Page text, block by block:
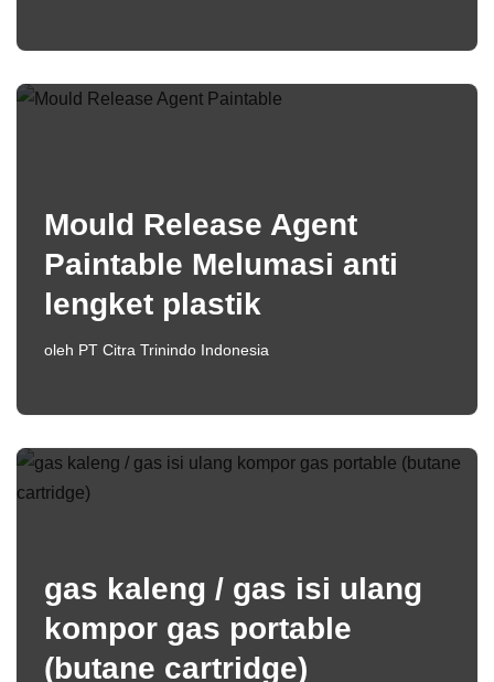
Mould Release Agent
Paintable Melumasi anti
lengket plastik
oleh PT Citra Trinindo Indonesia
gas kaleng / gas isi ulang
kompor gas portable
(butane cartridge)